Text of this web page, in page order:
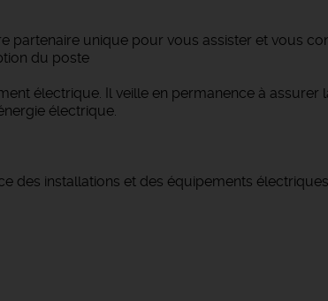
partenaire unique pour vous assister et vous
du poste
électrique. Il veille en permanence à
électrique.
des installations et des équipements